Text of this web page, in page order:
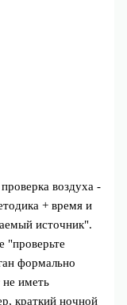
воздуха -
+ время и
источник".
"проверьте
формально
не иметь
краткий ночной